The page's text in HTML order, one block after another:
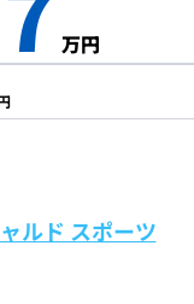
万円
ルド スポーツ